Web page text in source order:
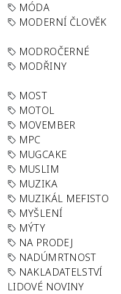
MÓDA
MODERNÍ ČLOVĚK
MODROČERNÉ
MODŘINY
MOST
MOTOL
MOVEMBER
MPC
MUGCAKE
MUSLIM
MUZIKA
MUZIKÁL MEFISTO
MYŠLENÍ
MÝTY
NA PRODEJ
NADÚMRTNOST
NAKLADATELSTVÍ
LIDOVÉ NOVINY